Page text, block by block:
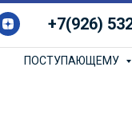
+7(926)
ПОСТУПАЮЩЕМУ